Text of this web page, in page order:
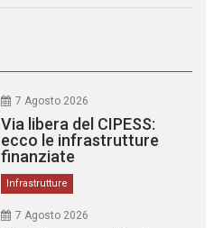
7 Agosto 2026
Via libera del CIPESS:
ecco le infrastrutture
finanziate
Infrastrutture
7 Agosto 2026